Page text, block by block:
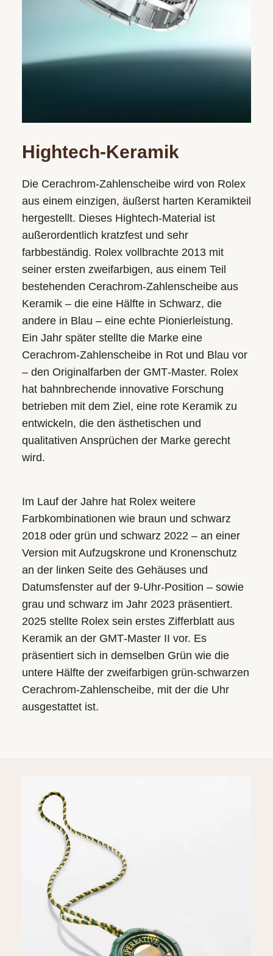
Hightech-Keramik
Die Cerachrom-Zahlenscheibe wird von Rolex
aus einem einzigen, äußerst harten Keramikteil
hergestellt. Dieses Hightech-Material ist
außerordentlich kratzfest und sehr
farbbeständig. Rolex vollbrachte 2013 mit
seiner ersten zweifarbigen, aus einem Teil
bestehenden Cerachrom-Zahlenscheibe aus
Keramik – die eine Hälfte in Schwarz, die
andere in Blau – eine echte Pionierleistung.
Ein Jahr später stellte die Marke eine
Cerachrom-Zahlenscheibe in Rot und Blau vor
– den Originalfarben der GMT‑Master. Rolex
hat bahnbrechende innovative Forschung
betrieben mit dem Ziel, eine rote Keramik zu
entwickeln, die den ästhetischen und
qualitativen Ansprüchen der Marke gerecht
wird.
Im Lauf der Jahre hat Rolex weitere
Farbkombinationen wie braun und schwarz
2018 oder grün und schwarz 2022 – an einer
Version mit Aufzugskrone und Kronenschutz
an der linken Seite des Gehäuses und
Datumsfenster auf der 9‑Uhr-Position – sowie
grau und schwarz im Jahr 2023 präsentiert.
2025 stellte Rolex sein erstes Zifferblatt aus
Keramik an der GMT‑Master II vor. Es
präsentiert sich in demselben Grün wie die
untere Hälfte der zweifarbigen grün-schwarzen
Cerachrom-Zahlenscheibe, mit der die Uhr
ausgestattet ist.